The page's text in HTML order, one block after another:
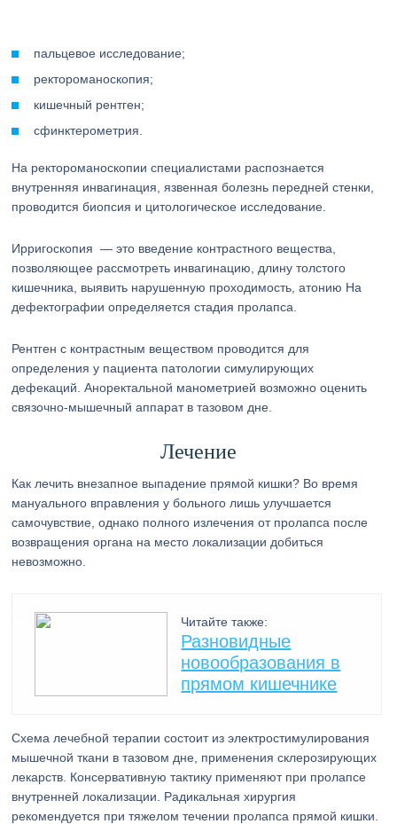
пальцевое исследование;
ректороманоскопия;
кишечный рентген;
сфинктерометрия.
На ректороманоскопии специалистами распознается
внутренняя инвагинация, язвенная болезнь передней стенки,
проводится биопсия и цитологическое исследование.
Ирригоскопия — это введение контрастного вещества,
позволяющее рассмотреть инвагинацию, длину толстого
кишечника, выявить нарушенную проходимость, атонию На
дефектографии определяется стадия пролапса.
Рентген с контрастным веществом проводится для
определения у пациента патологии симулирующих
дефекаций. Аноректальной манометрией возможно оценить
связочно-мышечный аппарат в тазовом дне.
Лечение
Как лечить внезапное выпадение прямой кишки? Во время
мануального вправления у больного лишь улучшается
самочувствие, однако полного излечения от пролапса после
возвращения органа на место локализации добиться
невозможно.
Читайте также:
Разновидные
новообразования в
прямом кишечнике
Схема лечебной терапии состоит из электростимулирования
мышечной ткани в тазовом дне, применения склерозирующих
лекарств. Консервативную тактику применяют при пролапсе
внутренней локализации. Радикальная хирургия
рекомендуется при тяжелом течении пролапса прямой кишки.